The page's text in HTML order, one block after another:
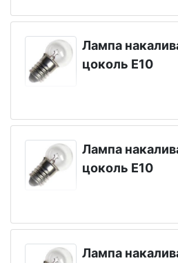
Лампа
цоколь Е10
Лампа
цоколь Е10
Лампа